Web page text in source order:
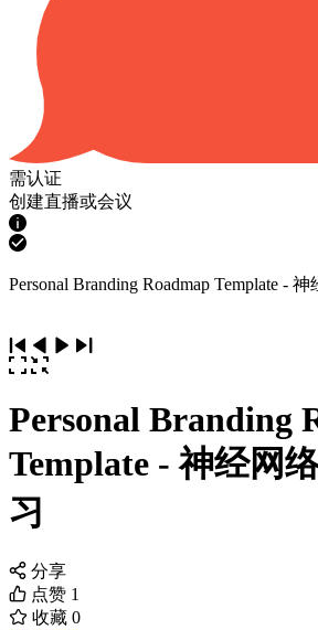
需认证
创建直播或会议
Personal Branding Roadmap Template -
Personal Branding
Template - 神经网
习
分享
点赞 1
收藏 0